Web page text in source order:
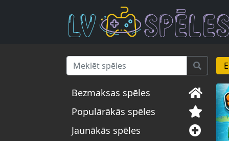
Bezmaksas spēles
Populārākās spēles
Jaunākās spēles